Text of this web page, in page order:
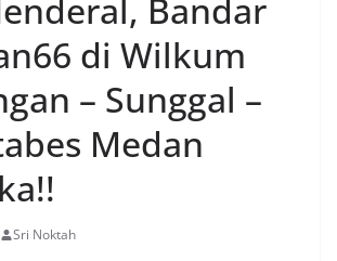
Bandar
di Wilkum
– Sunggal –
Medan
Sri Noktah